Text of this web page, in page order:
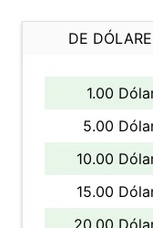
DE
1.00
5.00
10.00
15.00
20.00